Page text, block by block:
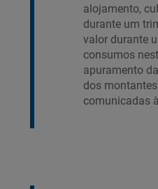
alojamento,
durante um
valor durante
consumos
apuramento
dos
comunicadas